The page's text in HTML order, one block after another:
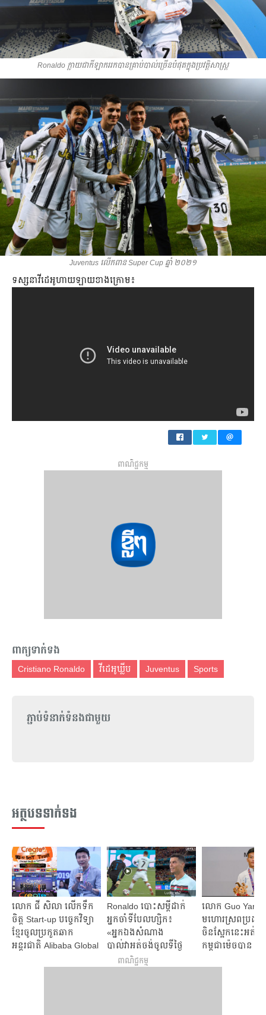
Ronaldo ក្លាយ​​ជា​កីឡាករ​រក​បាន​គ្រាប់​បាល់​ច្រើន​បំផុត​ក្នុង​ប្រវត្តិសាស្រ្ត​
Juventus ​លើកពាន​ Super Cup ឆ្នាំ ២០២១
ទស្សនាវីដេអូហាយឡាយខាងក្រោម៖
ពាណិជ្ជកម្ម
ពាក្យទាក់ទង
Cristiano Ronaldo វីដេអូឃ្លីប Juventus Sports
ភ្ជាប់ទំនាក់ទំនងជាមួយ
អត្ថបទទាក់ទង
លោក ជី សិលា លើកទឹក
ចិត្ត Start-up បច្ចេកវិទ្យា
ខ្មែរចូលប្រកួតឆាក
អន្តរជាតិ Alibaba Global
Ronaldo ​បោះ​សម្ដី​ដាក់​
អ្នក​ចាំទី​បែលហ្សិក​៖
«អ្នកឯងសំណាង
បាល់វាអត់ចង់ចូលទីថ្ងៃ
នេះ»
លោក Guo Yang
មហោរស្រព​ប្រដា
ចិន​ស្អែក​នេះ​អត់​ម
កម្ពុជា​ម៉េច​បាន​
ពាណិជ្ជកម្ម